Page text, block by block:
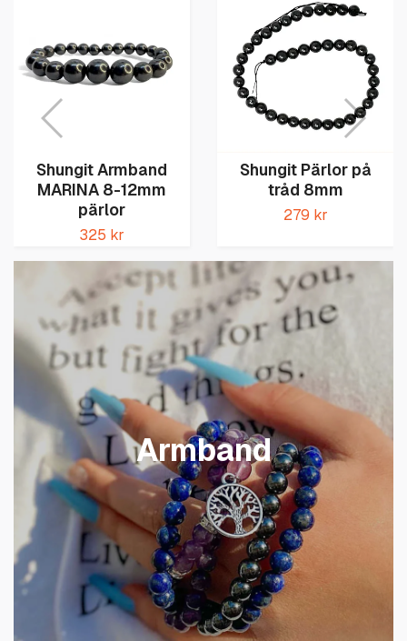
Shungit Armband
MARINA 8-12mm
pärlor
325 kr
Shungit Pärlor på
tråd 8mm
279 kr
Armband